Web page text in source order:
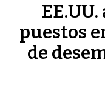
puestos
de